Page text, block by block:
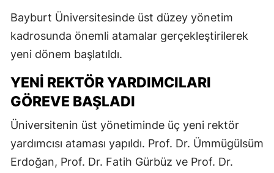
Bayburt Üniversitesinde üst düzey yönetim
kadrosunda önemli atamalar gerçekleştirilerek
yeni dönem başlatıldı.
YENI REKTÖR YARDIMCILARI
GÖREVE BAŞLADI
Üniversitenin üst yönetiminde üç yeni rektör
yardımcısı ataması yapıldı. Prof. Dr. Ümmügülsüm
Erdoğan, Prof. Dr. Fatih Gürbüz ve Prof. Dr.